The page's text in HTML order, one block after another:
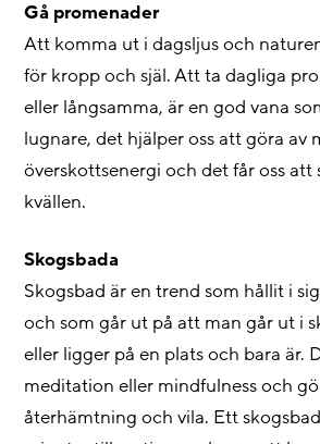
Gå promenader
Att komma ut i dagsljus och
för kropp och själ. Att ta dagliga
eller långsamma, är en god vana
lugnare, det hjälper oss att göra av
överskottsenergi och det får oss att
kvällen.
Skogsbada
Skogsbad är en trend som hållit i
och som går ut på att man går ut i
eller ligger på en plats och bara är.
meditation eller mindfulness och
återhämtning och vila. Ett